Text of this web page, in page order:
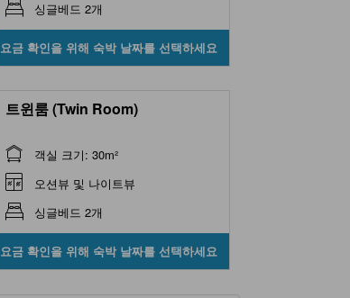
싱글베드 2개
요금 확인을 위해 숙박 날짜를 선택하세요
트윈룸 (Twin Room)
객실 크기: 30m²
오션뷰 및 나이트뷰
싱글베드 2개
요금 확인을 위해 숙박 날짜를 선택하세요